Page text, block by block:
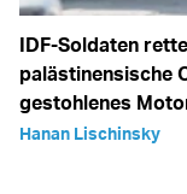
IDF-Soldaten
palästinensische
gestohlenes
Hanan Lischinsky